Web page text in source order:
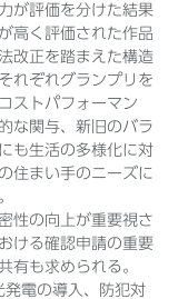
が評価を分けた結果
高く評価された作品
改正を踏まえた構造
れぞれグランプリを
ストパフォーマン
な関与、新旧のバラ
も生活の多様化に対
住まい手のニーズに
性の向上が重要視さ
ける確認申請の重要
有も求められる。
電の導入、防犯対